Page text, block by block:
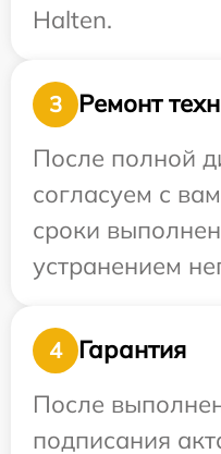
Halten.
3
Ремонт
После полной
согласуем с
сроки
устранением
4
Гарантия
После
подписания